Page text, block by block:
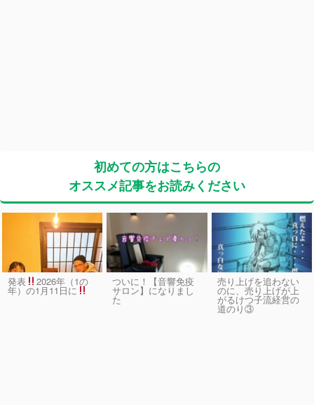
初めての方はこちらの
オススメ記事をお読みください
発表 2026年（1の
年）の1月11日に
ついに！【音響免疫
サロン】になりまし
た
売り上げを追わない
のに、売り上げが上
がるけつ子流経営の
道のり③